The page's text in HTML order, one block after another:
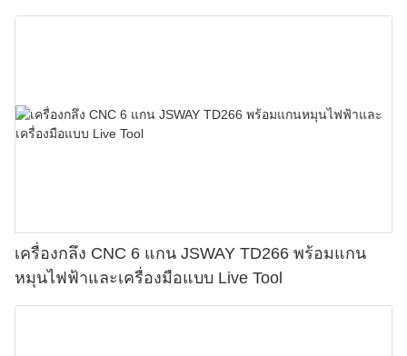
เครื่องกลึง CNC 6 แกน JSWAY TD266 พร้อมแกน
หมุนไฟฟ้าและเครื่องมือแบบ Live Tool